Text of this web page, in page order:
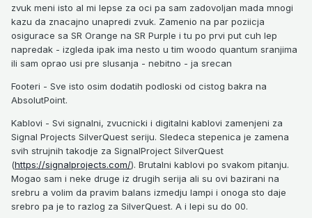
zvuk meni isto al mi lepse za oci pa sam zadovoljan mada mnogi
kazu da znacajno unapredi zvuk. Zamenio na par poziicja
osigurace sa SR Orange na SR Purple i tu po prvi put cuh lep
napredak - izgleda ipak ima nesto u tim woodo quantum sranjima
ili sam oprao usi pre slusanja - nebitno - ja srecan
Footeri - Sve isto osim dodatih podloski od cistog bakra na
AbsolutPoint.
Kablovi - Svi signalni, zvucnicki i digitalni kablovi zamenjeni za
Signal Projects SilverQuest seriju. Sledeca stepenica je zamena
svih strujnih takodje za SignalProject SilverQuest
(https://signalprojects.com/). Brutalni kablovi po svakom pitanju.
Mogao sam i neke druge iz drugih serija ali su ovi bazirani na
srebru a volim da pravim balans izmedju lampi i onoga sto daje
srebro pa je to razlog za SilverQuest. A i lepi su do 00.